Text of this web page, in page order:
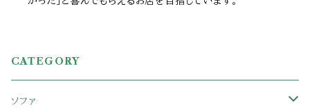
CATEGORY
ソファ